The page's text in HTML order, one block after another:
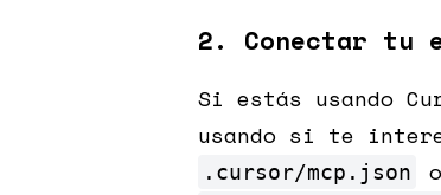
2. Conectar tu
Si estás usando
usando si te
.cursor/mcp.json